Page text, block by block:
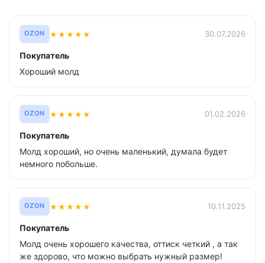
OZON ★★★★★ 30.07.2026
Покупатель
Хороший молд
OZON ★★★★★ 01.02.2026
Покупатель
Молд хороший, но очень маленький, думала будет
немного побольше.
OZON ★★★★★ 10.11.2025
Покупатель
Молд очень хорошего качества, оттиск четкий , а так
же здорово, что можно выбрать нужный размер!